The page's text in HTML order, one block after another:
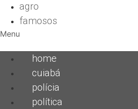
agro
famosos
Menu
home
cuiabá
polícia
política